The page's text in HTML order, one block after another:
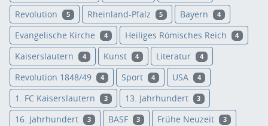
Revolution 5 Rheinland-Pfalz 5 Bayern 4
Evangelische Kirche 4 Heiliges Römisches Reich 4
Kaiserslautern 4 Kunst 4 Literatur 4
Revolution 1848/49 4 Sport 4 USA 4
1. FC Kaiserslautern 3 13. Jahrhundert 3
16. Jahrhundert 3 BASF 3 Frühe Neuzeit 3